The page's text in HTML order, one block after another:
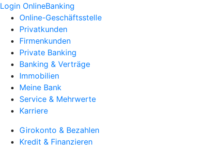
Login OnlineBanking
Online-Geschäftsstelle
Privatkunden
Firmenkunden
Private Banking
Banking & Verträge
Immobilien
Meine Bank
Service & Mehrwerte
Karriere
Girokonto & Bezahlen
Kredit & Finanzieren